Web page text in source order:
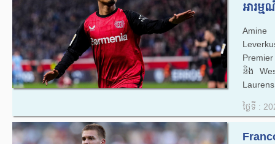
អារម្
Amine
និង
ថ្ងៃទី :